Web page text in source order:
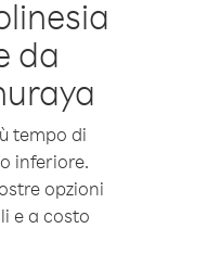
da
tempo di
inferiore.
opzioni
e a costo